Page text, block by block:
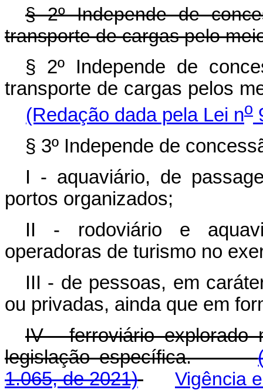
§ 2º Independe de
transporte de cargas pelo
§ 2º Independe de
transporte de cargas
(Redação dada pela Lei no
§ 3º Independe de
I - aquaviário, de
portos organizados;
II - rodoviário e
operadoras de turismo no
III - de pessoas, em
ou privadas, ainda que em
IV - ferroviário explorado
legislação específica.
1.065, de 2021)
Vigência